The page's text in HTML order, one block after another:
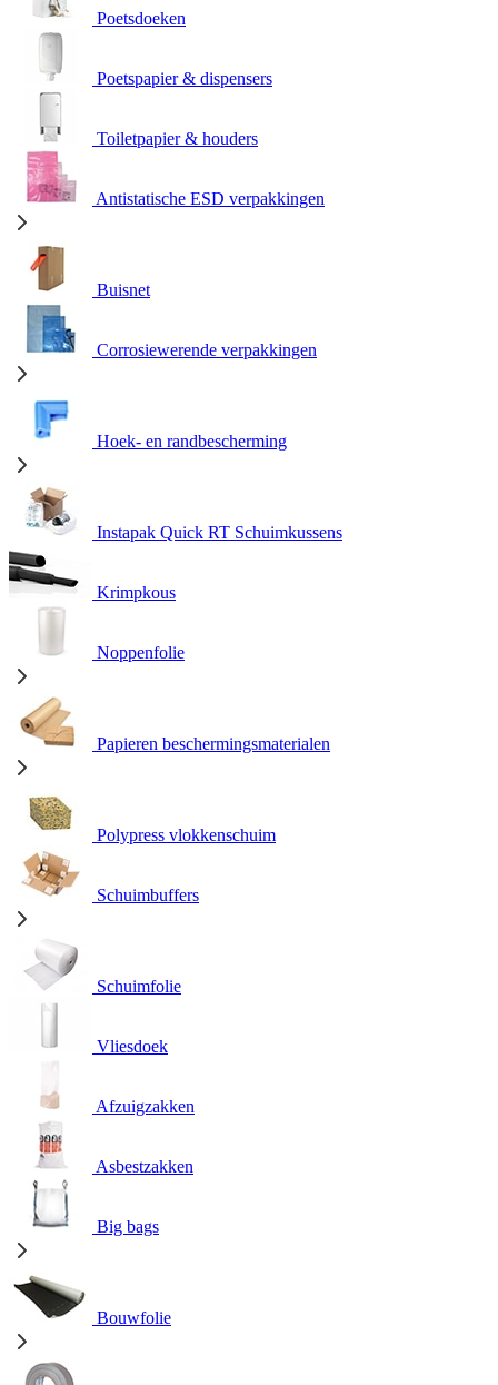
Poetsdoeken
Poetspapier & dispensers
Toiletpapier & houders
Antistatische ESD verpakkingen
Buisnet
Corrosiewerende verpakkingen
Hoek- en randbescherming
Instapak Quick RT Schuimkussens
Krimpkous
Noppenfolie
Papieren beschermingsmaterialen
Polypress vlokkenschuim
Schuimbuffers
Schuimfolie
Vliesdoek
Afzuigzakken
Asbestzakken
Big bags
Bouwfolie